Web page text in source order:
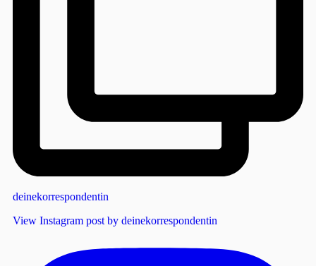
deinekorrespondentin
View Instagram post by deinekorrespondentin